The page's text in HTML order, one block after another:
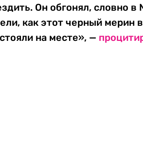
Он обгонял, словно
как этот черный мерин
на месте», —